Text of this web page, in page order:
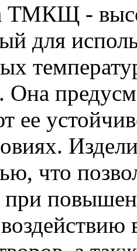
ТМКЩ -
для
Она
ее
что
при